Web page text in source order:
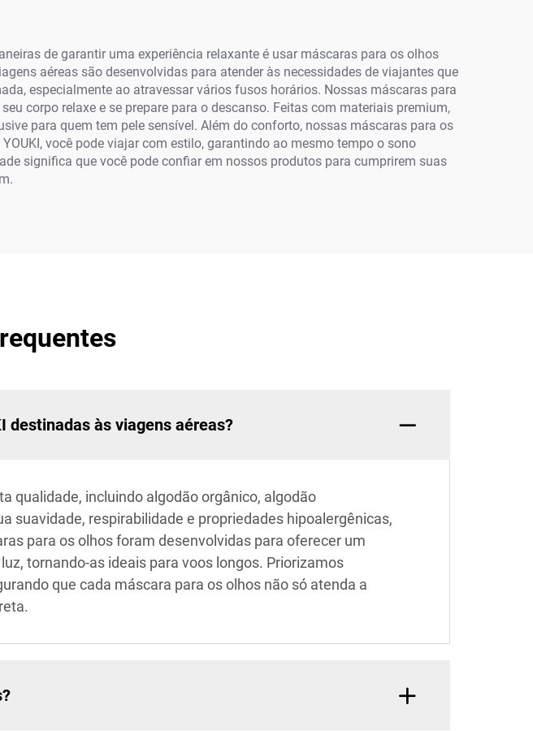
de garantir uma experiência relaxante é usar máscaras para os olhos
aéreas são desenvolvidas para atender às necessidades de viajantes que
especialmente ao atravessar vários fusos horários. Nossas máscaras para
corpo relaxe e se prepare para o descanso. Feitas com materiais premium,
para quem tem pele sensível. Além do conforto, nossas máscaras para os
você pode viajar com estilo, garantindo ao mesmo tempo o sono
significa que você pode confiar em nossos produtos para cumprirem suas
destinadas às viagens aéreas?
qualidade, incluindo algodão orgânico, algodão
suavidade, respirabilidade e propriedades hipoalergênicas,
para os olhos foram desenvolvidas para oferecer um
tornando-as ideais para voos longos. Priorizamos
que cada máscara para os olhos não só atenda a